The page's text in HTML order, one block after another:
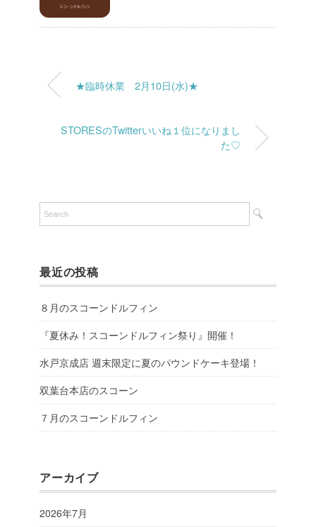
★臨時休業 2月10日(水)★
STORESのTwitterいいね１位になりまし
た♡
最近の投稿
８月のスコーンドルフィン
『夏休み！スコーンドルフィン祭り』開催！
水戸京成店 週末限定に夏のパウンドケーキ登場！
双葉台本店のスコーン
７月のスコーンドルフィン
アーカイブ
2026年7月